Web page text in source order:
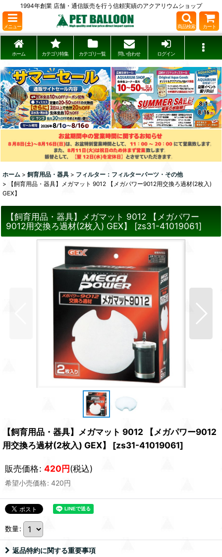
1994年創業 店舗・通信販売を行う信頼実績のアクアリウムショップ
メニュー 商品検索 カート
ホーム カテゴリ特集 カテゴリ一覧 問い合わせ ログイン
ホーム > 飼育用品・器具 > フィルター：フィルターパーツ・その他
>
【飼育用品・器具】メガマット 9012 【メガパワー9012用交換ろ過材(2枚入)
GEX】
【飼育用品・器具】メガマット 9012 【メガパワー
9012用交換ろ過材(2枚入) GEX】
[zs31-41019061]
【飼育用品・器具】メガマット 9012 【メガパワー9012
用交換ろ過材(2枚入) GEX】
[zs31-41019061]
販売価格: 420円(税込)
希望小売価格: 420円
数量:
返品特約に関する重要事項